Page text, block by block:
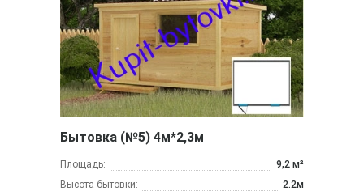
Бытовка (№5) 4м*2,3м
Площадь:
9,2 м²
Высота бытовки:
2.2м